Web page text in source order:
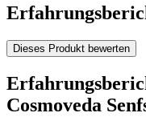
Dieses Produkt bewerten
Cosmoveda